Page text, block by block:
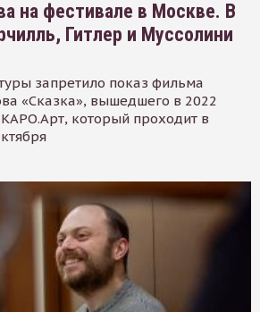
на фестивале в Москве. В
Гитлер и Муссолини
запретило показ фильма
«Сказка», вышедшего в 2022
который проходит в